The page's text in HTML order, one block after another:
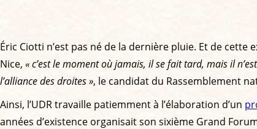
Éric Ciotti n’est pas né de la dernière pluie. Et de
Nice, « c’est le moment où jamais, il se fait tard, mais il
l’alliance des droites », le candidat du Rassemblement
Ainsi, l’UDR travaille patiemment à l’élaboration d’un
années d’existence organisait son sixième Grand